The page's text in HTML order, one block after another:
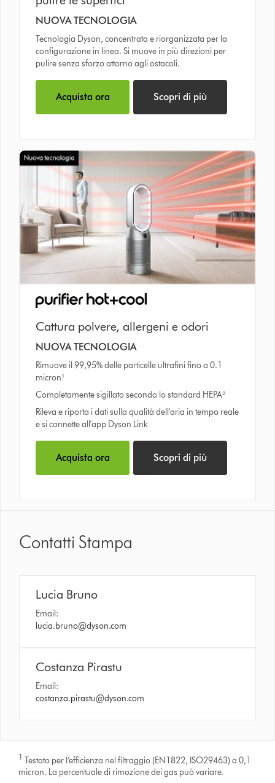
NUOVA TECNOLOGIA
Tecnologia Dyson, concentrata e riorganizzata per la
configurazione in linea. Si muove in più direzioni per
pulire senza sforzo attorno agli ostacoli.
Acquista ora Scopri di più
Cattura polvere, allergeni e odori
NUOVA TECNOLOGIA
Rimuove il 99,95% delle particelle ultrafini fino a 0.1
micron¹
Completamente sigillato secondo lo standard HEPA²
Rileva e riporta i dati sulla qualità dell'aria in tempo reale
e si connette all'app Dyson Link
Acquista ora Scopri di più
Contatti Stampa
Lucia Bruno
Email:
lucia.bruno@dyson.com
Costanza Pirastu
Email:
costanza.pirastu@dyson.com
1 Testato per l’efficienza nel filtraggio (EN1822, ISO29463) a 0,1
micron. La percentuale di rimozione dei gas può variare.